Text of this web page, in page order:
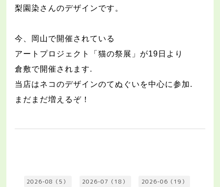
梨園染さんのデザインです。
今、岡山で開催されている
アートプロジェクト「猫の祭展」が19 日より
倉敷で開催されます.
当店はネコのデザインのてぬぐいを中心に参加.
まだまだ増えるぞ！
2026-08（5） 2026-07（18） 2026-06（19）